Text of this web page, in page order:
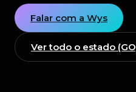
Falar com a Wys
Ver todo o estado